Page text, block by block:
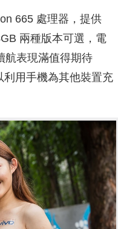
665 處理器，提供
兩種版本可選，電
航表現滿值得期待
用手機為其他裝置充